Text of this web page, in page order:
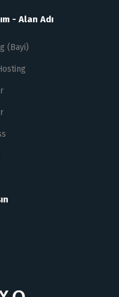
- Alan Adı
(Bayi)